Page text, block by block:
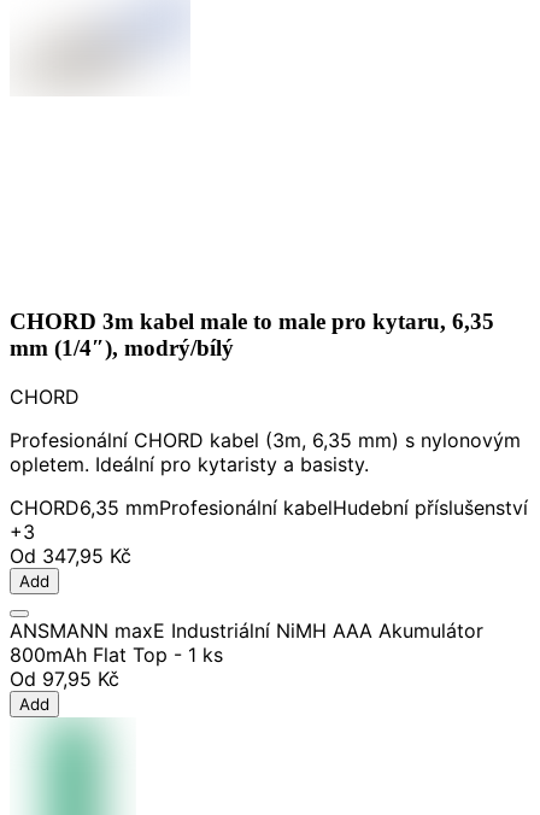
CHORD 3m kabel male to male pro kytaru, 6,35
mm (1/4″), modrý/bílý
CHORD
Profesionální CHORD kabel (3m, 6,35 mm) s nylonovým
opletem. Ideální pro kytaristy a basisty.
CHORD6,35 mmProfesionální kabelHudební příslušenství
+3
Od 347,95 Kč
Add
ANSMANN maxE Industriální NiMH AAA Akumulátor
800mAh Flat Top - 1 ks
Od 97,95 Kč
Add